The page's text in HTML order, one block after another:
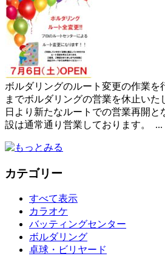
ボルダリングのルート変更の作業を
までボルダリングの営業を休止いた
日より新たなルートでの営業再開
設は通常通り営業しております。 ...
カテゴリー
すべて表示
カラオケ
バッティングセンター
ボルダリング
卓球・ビリヤード